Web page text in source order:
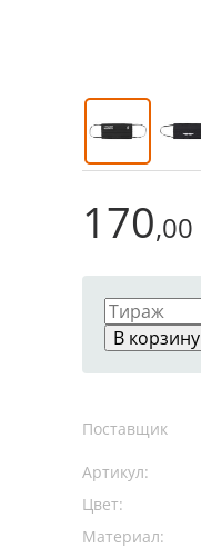
170,00
В корзину
Поставщик
Артикул:
Цвет:
Материал: